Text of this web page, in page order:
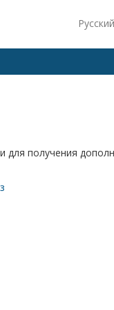
Русский
для получения